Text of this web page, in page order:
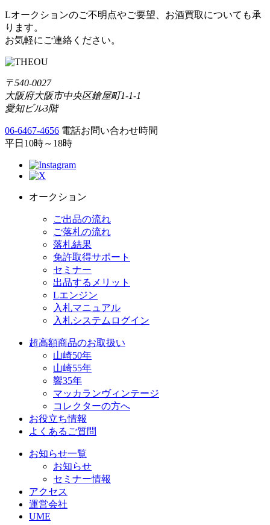
Lオークションのご不明点やご要望、お酒買取についても承
ります。
お気軽にご連絡ください。
〒540-0027
大阪府大阪市中央区鎗屋町1-1-1
愛知ビル3階
06-6467-4656 電話お問い合わせ時間
平日10時～18時
オークション
ご出品の流れ
ご落札の流れ
落札結果
免許取得サポート
セミナー
出品するメリット
Lエンジン
入札マニュアル
入札システムログイン
超高額商品のお取扱い
山崎50年
山崎55年
響35年
マッカランヴィンテージ
コレクターの方へ
お役立ち情報
よくあるご質問
お知らせ一覧
お知らせ
セミナー情報
アクセス
運営会社
UME